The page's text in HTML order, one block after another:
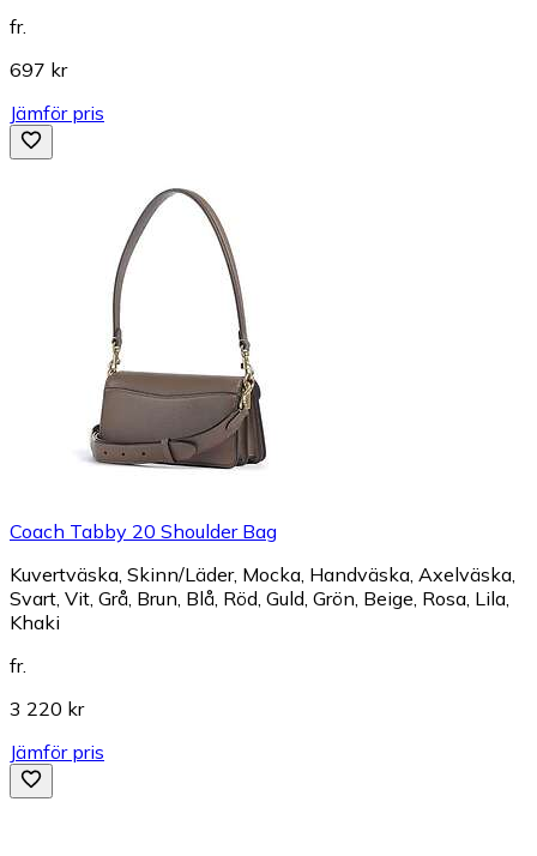
fr.
697 kr
Jämför pris
Coach Tabby 20 Shoulder Bag
Kuvertväska, Skinn/Läder, Mocka, Handväska, Axelväska,
Svart, Vit, Grå, Brun, Blå, Röd, Guld, Grön, Beige, Rosa, Lila,
Khaki
fr.
3 220 kr
Jämför pris